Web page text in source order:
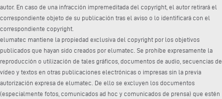
autor. En caso de una infracción impremeditada del copyright, el autor retirará el
correspondiente objeto de su publicación tras el aviso o lo identificará con el
correspondiente copyright.
elumatec mantiene la propiedad exclusiva del copyright por los objetivos
publicados que hayan sido creados por elumatec. Se prohíbe expresamente la
reproducción o utilización de tales gráficos, documentos de audio, secuencias de
vídeo y textos en otras publicaciones electrónicas o impresas sin la previa
autorización expresa de elumatec. De ello se excluyen los documentos
(especialmente fotos, comunicados ad hoc y comunicados de prensa) que estén